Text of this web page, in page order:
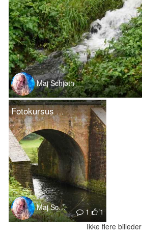
Maj Schjøth
Fotokursus på en regnfuld dag 2
Maj Schjøth 1
1
Ikke flere billeder